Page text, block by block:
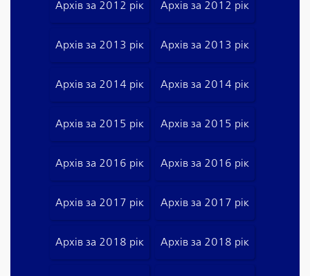
Архів за 2012 рік Архів за 2012 рік
Архів за 2013 рік Архів за 2013 рік
Архів за 2014 рік Архів за 2014 рік
Архів за 2015 рік Архів за 2015 рік
Архів за 2016 рік Архів за 2016 рік
Архів за 2017 рік Архів за 2017 рік
Архів за 2018 рік Архів за 2018 рік